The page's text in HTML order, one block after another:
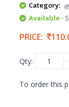
Category:
Available-
PRICE:
Qty:
To order this